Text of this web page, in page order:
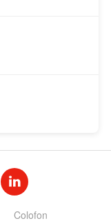
Colofon